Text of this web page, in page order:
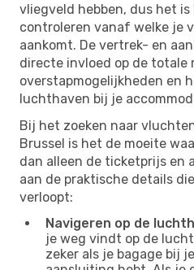
vliegveld hebben, dus het
controleren vanaf welke je
aankomt. De vertrek- en
directe invloed op de totale
overstapmogelijkheden en
luchthaven bij je
Bij het zoeken naar
Brussel is het de moeite
dan alleen de ticketprijs en
aan de praktische details
verloopt:
Navigeren op de
je weg vindt op de
zeker als je bagage bij